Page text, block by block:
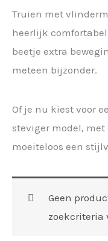
Truien met
heerlijk
beetje extra
meteen bijzonder.
Of je nu kiest voor
steviger model,
moeiteloos een
Geen
zoekcriteria